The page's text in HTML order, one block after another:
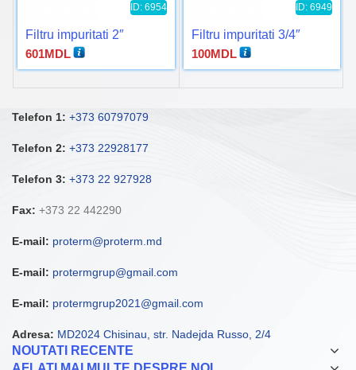
ID: 6954
Filtru impuritati 2″
601MDL
ID: 6949
Filtru impuritati 3/4″
100MDL
Telefon 1: +373 60797079
Telefon 2: +373 22928177
Telefon 3: +373 22 927928
Fax: +373 22 442290
E-mail: proterm@proterm.md
E-mail: protermgrup@gmail.com
E-mail: protermgrup2021@gmail.com
Adresa: MD2024 Chisinau, str. Nadejda Russo, 2/4
NOUTATI RECENTE